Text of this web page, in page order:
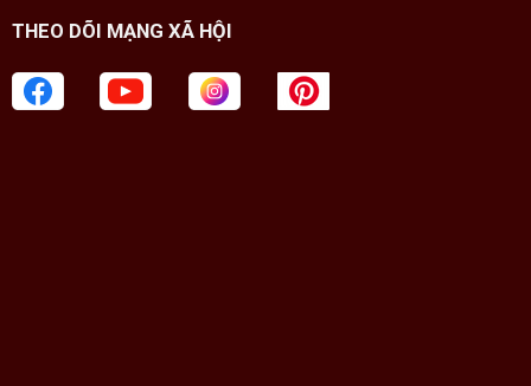
THEO DÕI MẠNG XÃ HỘI